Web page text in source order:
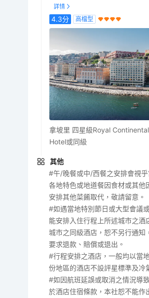
4.3分 高檔型
拿坡里 四星級Royal
Hotel或同級
其他
#午/晚餐或中/西餐之安排會視
各地特色或地道餐因食材或其他
安排其他菜餚取代，敬請留意。
#如遇當地特別節日或大型會議
能安排入住行程上所述城市之酒
城市之同級酒店，恕不另行通知
要求退款、賠償或退出。
#行程安排之酒店，一般均以當
份地區的酒店不設評星標準及冷
#如因航班延誤或取消之情況導
於酒店住宿條款，本社恕不能作